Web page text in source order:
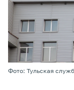
Фото: Тульская